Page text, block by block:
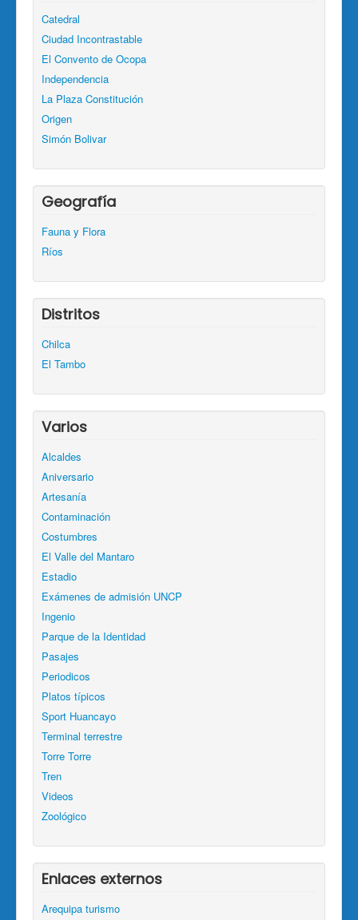
Catedral
Ciudad Incontrastable
El Convento de Ocopa
Independencia
La Plaza Constitución
Origen
Simón Bolivar
Geografía
Fauna y Flora
Ríos
Distritos
Chilca
El Tambo
Varios
Alcaldes
Aniversario
Artesanía
Contaminación
Costumbres
El Valle del Mantaro
Estadio
Exámenes de admisión UNCP
Ingenio
Parque de la Identidad
Pasajes
Periodicos
Platos típicos
Sport Huancayo
Terminal terrestre
Torre Torre
Tren
Videos
Zoológico
Enlaces externos
Arequipa turismo